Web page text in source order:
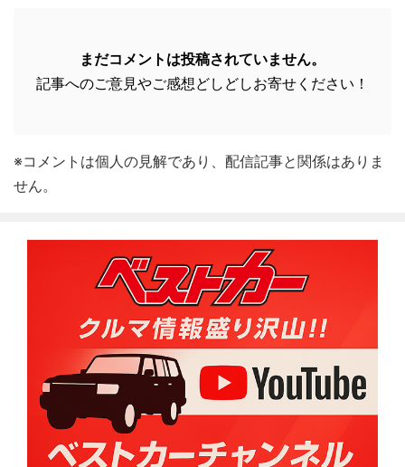
まだコメントは投稿されていません。
記事へのご意見やご感想どしどしお寄せください！
※コメントは個人の見解であり、配信記事と関係はありま
せん。